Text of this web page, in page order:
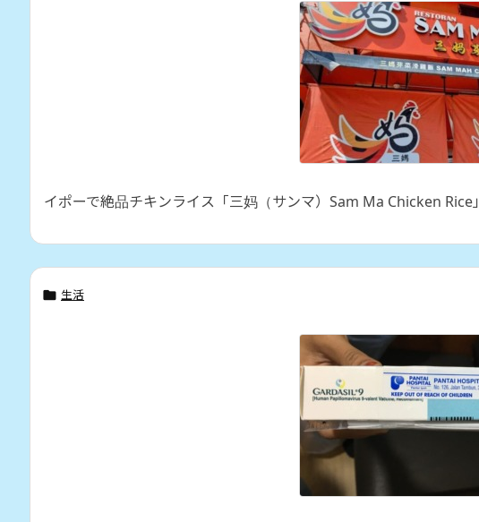
イポーで絶品チキンライス「三妈（サンマ）Sam Ma Chicken Rice」
 生活